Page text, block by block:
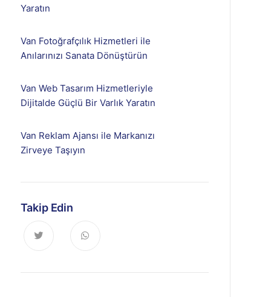
Yaratın
Van Fotoğrafçılık Hizmetleri ile
Anılarınızı Sanata Dönüştürün
Van Web Tasarım Hizmetleriyle
Dijitalde Güçlü Bir Varlık Yaratın
Van Reklam Ajansı ile Markanızı
Zirveye Taşıyın
Takip Edin